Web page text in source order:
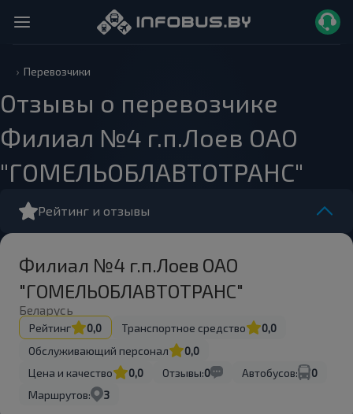
Перевозчики
Отзывы о перевозчике
Филиал №4 г.п.Лоев ОАО
"ГОМЕЛЬОБЛАВТОТРАНС"
Рейтинг и отзывы
Филиал №4 г.п.Лоев ОАО
"ГОМЕЛЬОБЛАВТОТРАНС"
Беларусь
Рейтинг 0,0 Транспортное средство
0,0
Обслуживающий персонал
0,0
Цена и качество
0,0 Отзывы:0 Автобусов:
0
Маршрутов:
3